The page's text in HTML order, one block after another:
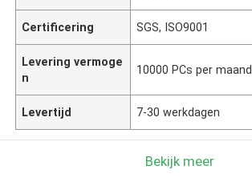
Certificering SGS, ISO9001
Levering vermoge
n
10000 PCs per maand
Levertijd 7-30 werkdagen
Bekijk meer